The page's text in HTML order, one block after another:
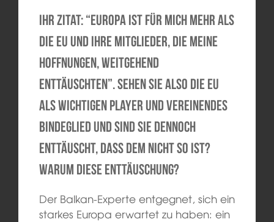
Ihr Zitat: “Europa ist für mich mehr als
die EU und ihre Mitglieder, die meine
Hoffnungen, weitgehend
enttäuschten”. Sehen Sie also die EU
als wichtigen Player und vereinendes
Bindeglied und sind Sie dennoch
enttäuscht, dass dem nicht so ist?
Warum diese Enttäuschung?
Der Balkan-Experte entgegnet, sich ein
starkes Europa erwartet zu haben: ein